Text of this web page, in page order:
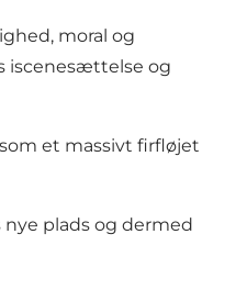
moral og
iscenesættelse og
et massivt firfløjet
plads og dermed